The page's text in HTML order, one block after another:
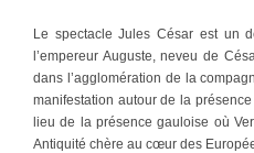
Le spectacle Jules César est un
l’empereur Auguste, neveu de
dans l’agglomération de la
manifestation autour de la
lieu de la présence gauloise où
Antiquité chère au cœur des